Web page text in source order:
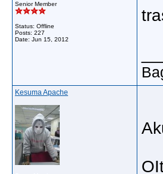
Senior Member
Status: Offline
Posts: 227
Date: Jun 15, 2012
Kesuma Apache